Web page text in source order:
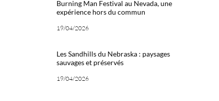
Burning Man Festival au Nevada, une
expérience hors du commun
19/04/2026
Les Sandhills du Nebraska : paysages
sauvages et préservés
19/04/2026